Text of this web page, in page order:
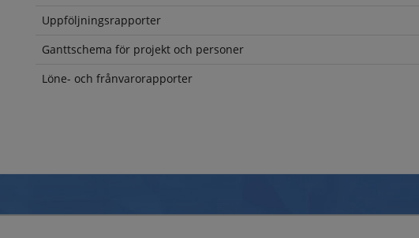
Uppföljningsrapporter
Ganttschema för projekt och personer
Löne- och frånvarorapporter